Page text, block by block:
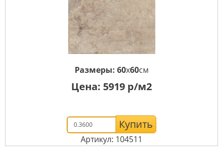
Размеры: 60x60см
Цена: 5919 р/м2
Купить
Артикул: 104511